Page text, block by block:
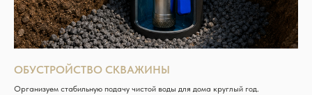
ОБУСТРОЙСТВО СКВАЖИНЫ
Организуем стабильную подачу чистой воды для дома круглый год.